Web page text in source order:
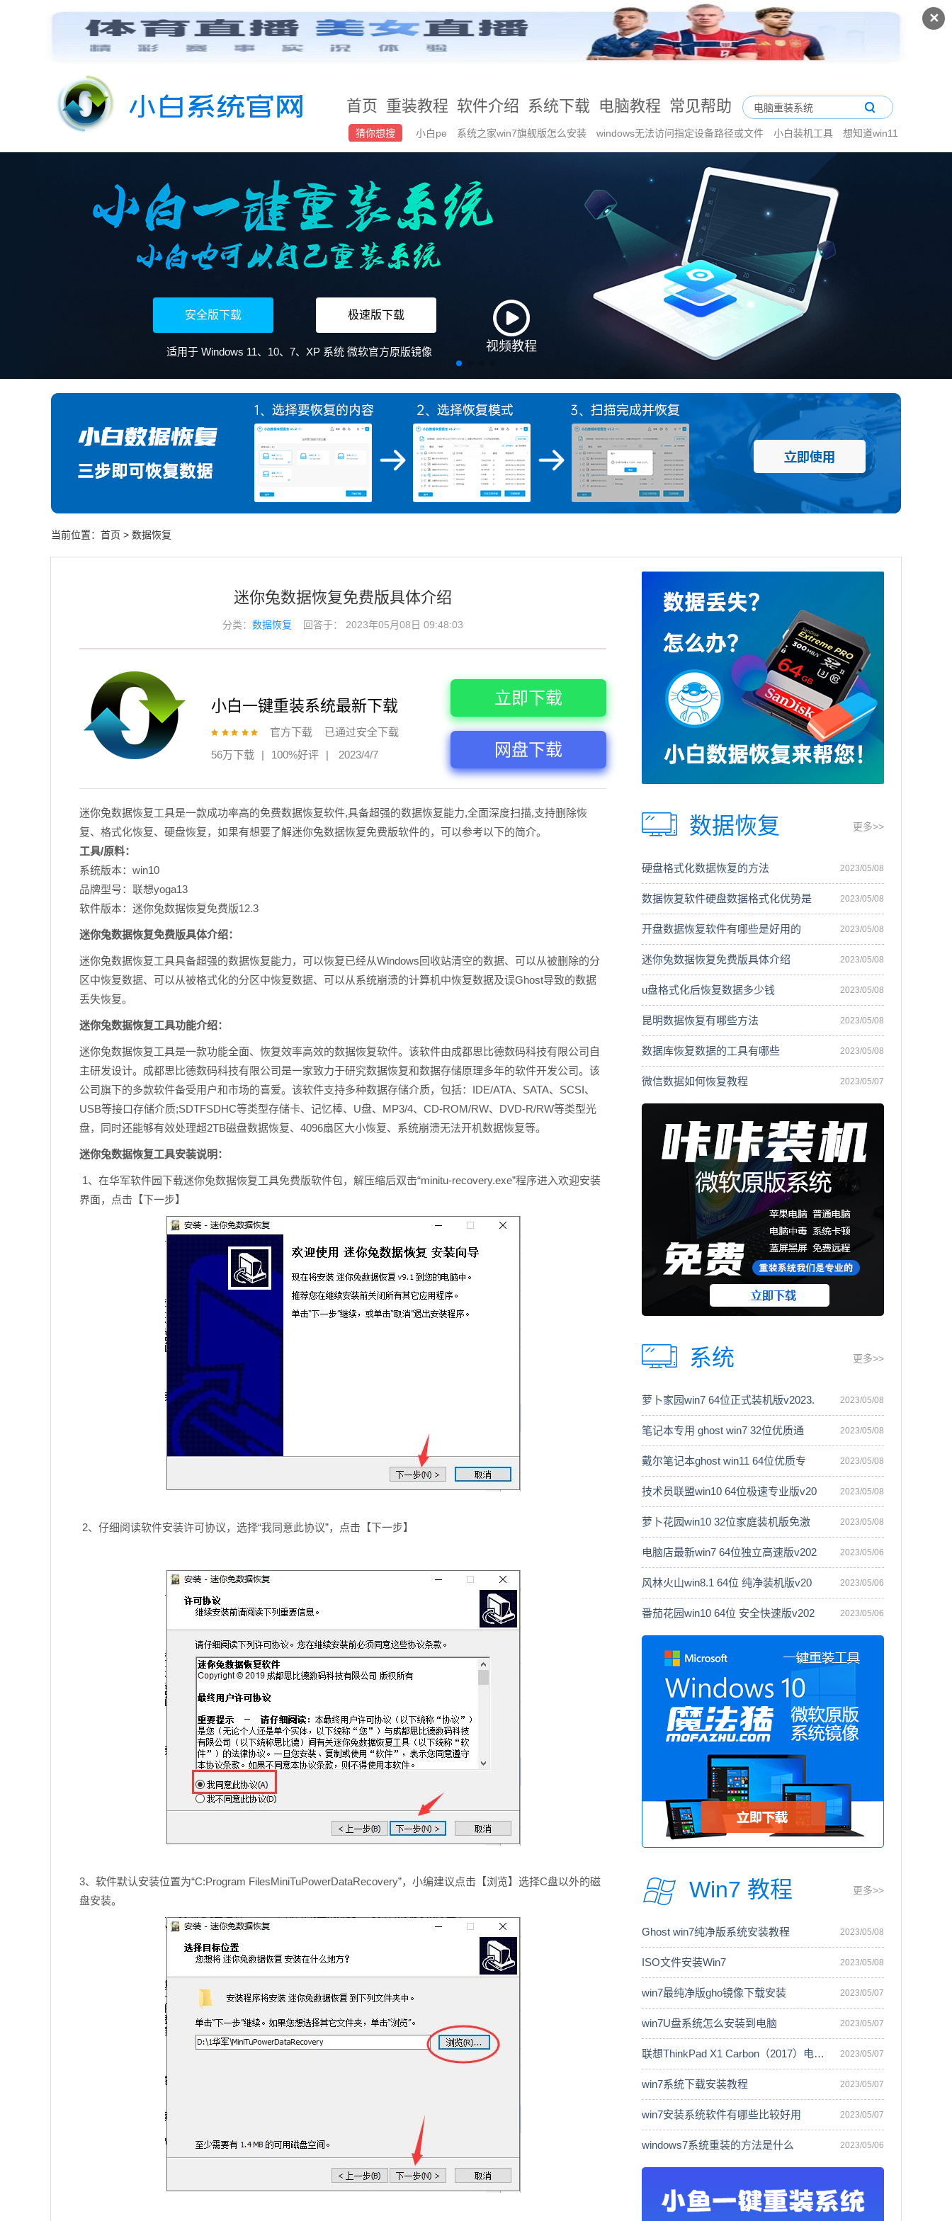
✕
首页 重装教程 软件介绍 系统下载 电脑教程 常见帮助
猜你想搜 小白pe 系统之家win7旗舰版怎么安装 windows无法访问指定设备路径或文件 小白装机工具
想知道win11
安全版下载 极速版下载
适用于 Windows 11、10、7、XP 系统 微软官方原版镜像 视频教程
当前位置： 首页 > 数据恢复
迷你兔数据恢复免费版具体介绍
分类：数据恢复 回答于： 2023年05月08日 09:48:03
小白一键重装系统最新下载
官方下载
已通过安全下载
56万下载
| 100%好评 | 2023/4/7
立即下载
网盘下载
迷你兔数据恢复工具是一款成功率高的免费数据恢复软件,具备超强的数据恢复能力,全面深度扫描,支持删除恢
复、格式化恢复、硬盘恢复，如果有想要了解迷你兔数据恢复免费版软件的，可以参考以下的简介。
工具/原料：
系统版本：win10
品牌型号：联想yoga13
软件版本：迷你兔数据恢复免费版12.3
迷你兔数据恢复免费版具体介绍：
迷你兔数据恢复工具具备超强的数据恢复能力，可以恢复已经从Windows回收站清空的数据、可以从被删除的分
区中恢复数据、可以从被格式化的分区中恢复数据、可以从系统崩溃的计算机中恢复数据及误Ghost导致的数据
丢失恢复。
迷你兔数据恢复工具功能介绍：
迷你兔数据恢复工具是一款功能全面、恢复效率高效的数据恢复软件。该软件由成都思比德数码科技有限公司自
主研发设计。成都思比德数码科技有限公司是一家致力于研究数据恢复和数据存储原理多年的软件开发公司。该
公司旗下的多款软件备受用户和市场的喜爱。该软件支持多种数据存储介质，包括：IDE/ATA、SATA、SCSI、
USB等接口存储介质;SDTFSDHC等类型存储卡、记忆棒、U盘、MP3/4、CD-ROM/RW、DVD-R/RW等类型光
盘，同时还能够有效处理超2TB磁盘数据恢复、4096扇区大小恢复、系统崩溃无法开机数据恢复等。
迷你兔数据恢复工具安装说明：
1、在华军软件园下载迷你兔数据恢复工具免费版软件包，解压缩后双击“minitu-recovery.exe”程序进入欢迎安装
界面，点击【下一步】
2、仔细阅读软件安装许可协议，选择“我同意此协议”，点击【下一步】
3、软件默认安装位置为“C:Program FilesMiniTuPowerDataRecovery”，小编建议点击【浏览】选择C盘以外的磁
盘安装。
数据恢复 更多>>
硬盘格式化数据恢复的方法 2023/05/08
数据恢复软件硬盘数据格式化优势是 2023/05/08
开盘数据恢复软件有哪些是好用的 2023/05/08
迷你兔数据恢复免费版具体介绍 2023/05/08
u盘格式化后恢复数据多少钱 2023/05/08
昆明数据恢复有哪些方法 2023/05/08
数据库恢复数据的工具有哪些 2023/05/08
微信数据如何恢复教程 2023/05/07
系统 更多>>
萝卜家园win7 64位正式装机版v2023. 2023/05/08
笔记本专用 ghost win7 32位优质通 2023/05/08
戴尔笔记本ghost win11 64位优质专 2023/05/08
技术员联盟win10 64位极速专业版v20 2023/05/08
萝卜花园win10 32位家庭装机版免激 2023/05/08
电脑店最新win7 64位独立高速版v202 2023/05/06
风林火山win8.1 64位 纯净装机版v20 2023/05/06
番茄花园win10 64位 安全快速版v202 2023/05/06
Win7 教程 更多>>
Ghost win7纯净版系统安装教程 2023/05/08
ISO文件安装Win7 2023/05/08
win7最纯净版gho镜像下载安装 2023/05/07
win7U盘系统怎么安装到电脑 2023/05/07
联想ThinkPad X1 Carbon（2017）电脑安 2023/05/07
win7系统下载安装教程 2023/05/07
win7安装系统软件有哪些比较好用 2023/05/07
windows7系统重装的方法是什么 2023/05/06